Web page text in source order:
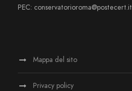
PEC: conservatorioroma@postecert.it
Mappa del sito
Privacy policy